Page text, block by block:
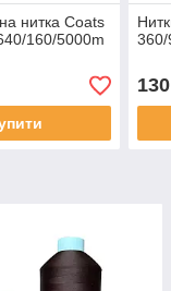
нитка Coats
160/5000m
130